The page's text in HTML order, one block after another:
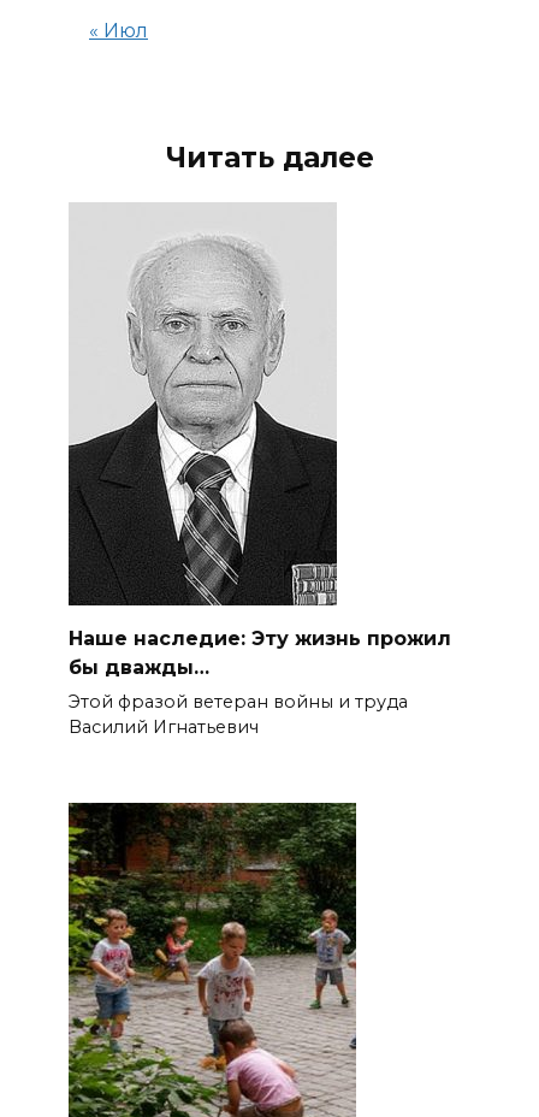
« Июл
Читать далее
Наше наследие: Эту жизнь прожил
бы дважды…
Этой фразой ветеран войны и труда
Василий Игнатьевич